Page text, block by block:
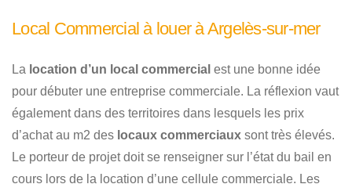
Local Commercial à louer à Argelès-sur-mer
La location d’un local commercial est une bonne idée
pour débuter une entreprise commerciale. La réflexion vaut
également dans des territoires dans lesquels les prix
d’achat au m2 des locaux commerciaux sont très élevés.
Le porteur de projet doit se renseigner sur l’état du bail en
cours lors de la location d’une cellule commerciale. Les